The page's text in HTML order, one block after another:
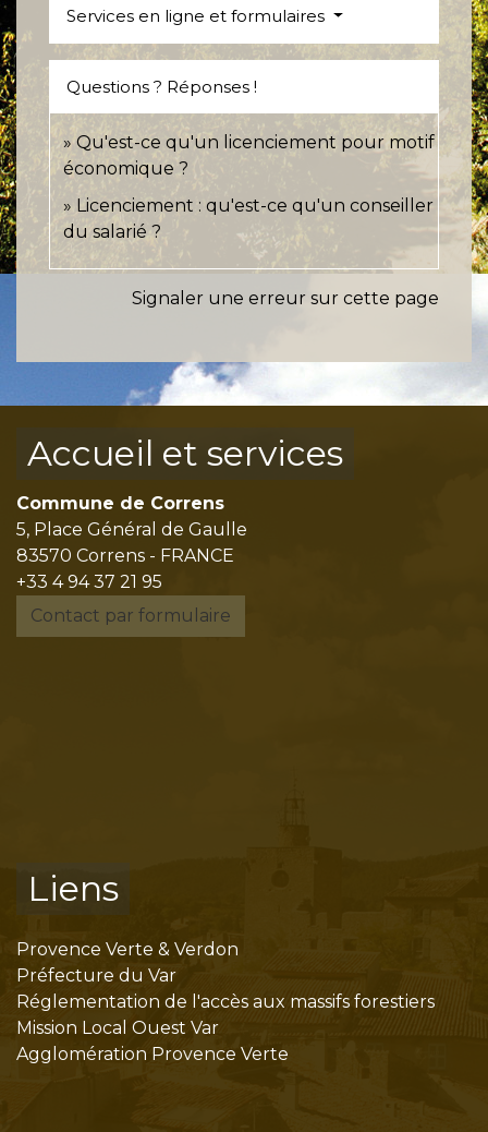
Services en ligne et formulaires
Questions ? Réponses !
Qu'est-ce qu'un licenciement pour motif
économique ?
Licenciement : qu'est-ce qu'un conseiller
du salarié ?
Signaler une erreur sur cette page
Accueil et services
Commune de Correns
5, Place Général de Gaulle
83570 Correns - FRANCE
+33 4 94 37 21 95
Contact par formulaire
Liens
Provence Verte & Verdon
Préfecture du Var
Réglementation de l'accès aux massifs forestiers
Mission Local Ouest Var
Agglomération Provence Verte